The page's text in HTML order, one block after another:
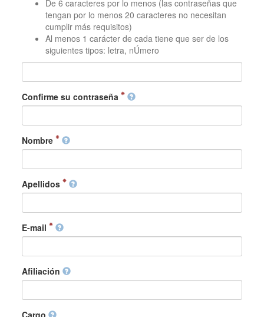
De 6 caracteres por lo menos (las contraseñas que
tengan por lo menos 20 caracteres no necesitan
cumplir más requisitos)
Al menos 1 carácter de cada tiene que ser de los
siguientes tipos: letra, nÚmero
Confirme su contraseña
Nombre
Apellidos
E-mail
Afiliación
Cargo